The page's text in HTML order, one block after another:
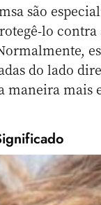
são
lo
do lado
maneira mais